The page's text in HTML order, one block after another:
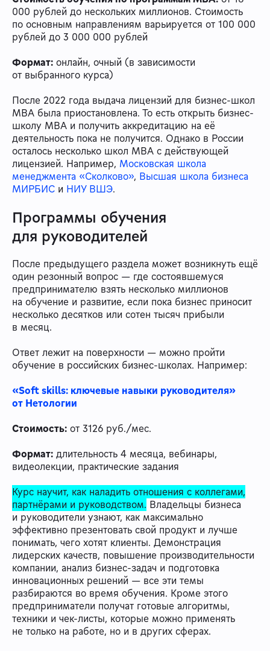
000 рублей до нескольких миллионов. Стоимость
по основным направлениям варьируется от 100 000
рублей до 3 000 000 рублей
Формат: онлайн, очный (в зависимости
от выбранного курса)
После 2022 года выдача лицензий для бизнес-школ
МВА была приостановлена. То есть открыть бизнес-
школу МВА и получить аккредитацию на её
деятельность пока не получится. Однако в России
осталось несколько школ МВА с действующей
лицензией. Например, Московская школа
менеджмента «Сколково», Высшая школа бизнеса
МИРБИС и НИУ ВШЭ.
Программы обучения
для руководителей
После предыдущего раздела может возникнуть ещё
один резонный вопрос — где состоявшемуся
предпринимателю взять несколько миллионов
на обучение и развитие, если пока бизнес приносит
несколько десятков или сотен тысяч прибыли
в месяц.
Ответ лежит на поверхности — можно пройти
обучение в российских бизнес-школах. Например:
«Soft skills: ключевые навыки руководителя»
от Нетологии
Стоимость: от 3126 руб./мес.
Формат: длительность 4 месяца, вебинары,
видеолекции, практические задания
Курс научит, как наладить отношения с коллегами,
партнёрами и руководством. Владельцы бизнеса
и руководители узнают, как максимально
эффективно презентовать свой продукт и лучше
понимать, чего хотят клиенты. Демонстрация
лидерских качеств, повышение производительности
компании, анализ бизнес-задач и подготовка
инновационных решений — все эти темы
разбираются во время обучения. Кроме этого
предприниматели получат готовые алгоритмы,
техники и чек-листы, которые можно применять
не только на работе, но и в других сферах.